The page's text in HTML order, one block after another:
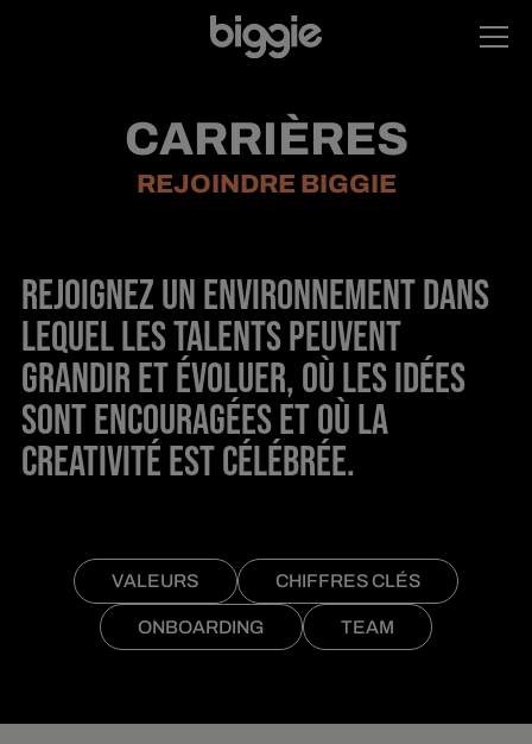
CARRIÈRES
REJOINDRE BIGGIE
REJOIGNEZ UN ENVIRONNEMENT DANS
LEQUEL LES TALENTS PEUVENT
GRANDIR ET ÉVOLUER, OÙ LES IDÉES
SONT ENCOURAGÉES ET OÙ LA
CREATIVITÉ EST CÉLÉBRÉE.
VALEURS CHIFFRES CLÉS
ONBOARDING TEAM